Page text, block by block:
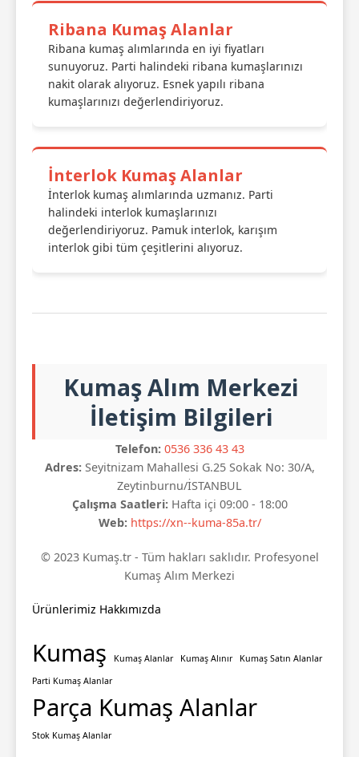
Ribana Kumaş Alanlar
Ribana kumaş alımlarında en iyi fiyatları
sunuyoruz. Parti halindeki ribana kumaşlarınızı
nakit olarak alıyoruz. Esnek yapılı ribana
kumaşlarınızı değerlendiriyoruz.
İnterlok Kumaş Alanlar
İnterlok kumaş alımlarında uzmanız. Parti
halindeki interlok kumaşlarınızı
değerlendiriyoruz. Pamuk interlok, karışım
interlok gibi tüm çeşitlerini alıyoruz.
Kumaş Alım Merkezi
İletişim Bilgileri
Telefon: 0536 336 43 43
Adres:Seyitnizam Mahallesi G.25 Sokak No: 30/A,
Zeytinburnu/İSTANBUL
Çalışma Saatleri:Hafta içi 09:00 - 18:00
Web: https://xn--kuma-85a.tr/
© 2023 Kumaş.tr - Tüm hakları saklıdır. Profesyonel
Kumaş Alım Merkezi
Ürünlerimiz Hakkımızda
Kumaş Kumaş Alanlar Kumaş Alınır
Kumaş Satın Alanlar
Parti Kumaş Alanlar
Parça Kumaş Alanlar
Stok Kumaş Alanlar